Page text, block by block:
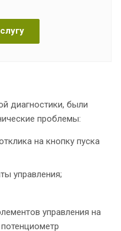
диагностики, были
проблемы:
на кнопку пуска
управления;
управления на